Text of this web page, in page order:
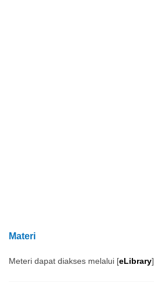
Materi
Meteri dapat diakses melalui [eLibrary]